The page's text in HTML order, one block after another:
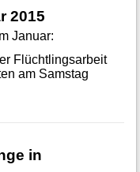
2015
Januar:
Flüchtlingsarbeit
am Samstag
in